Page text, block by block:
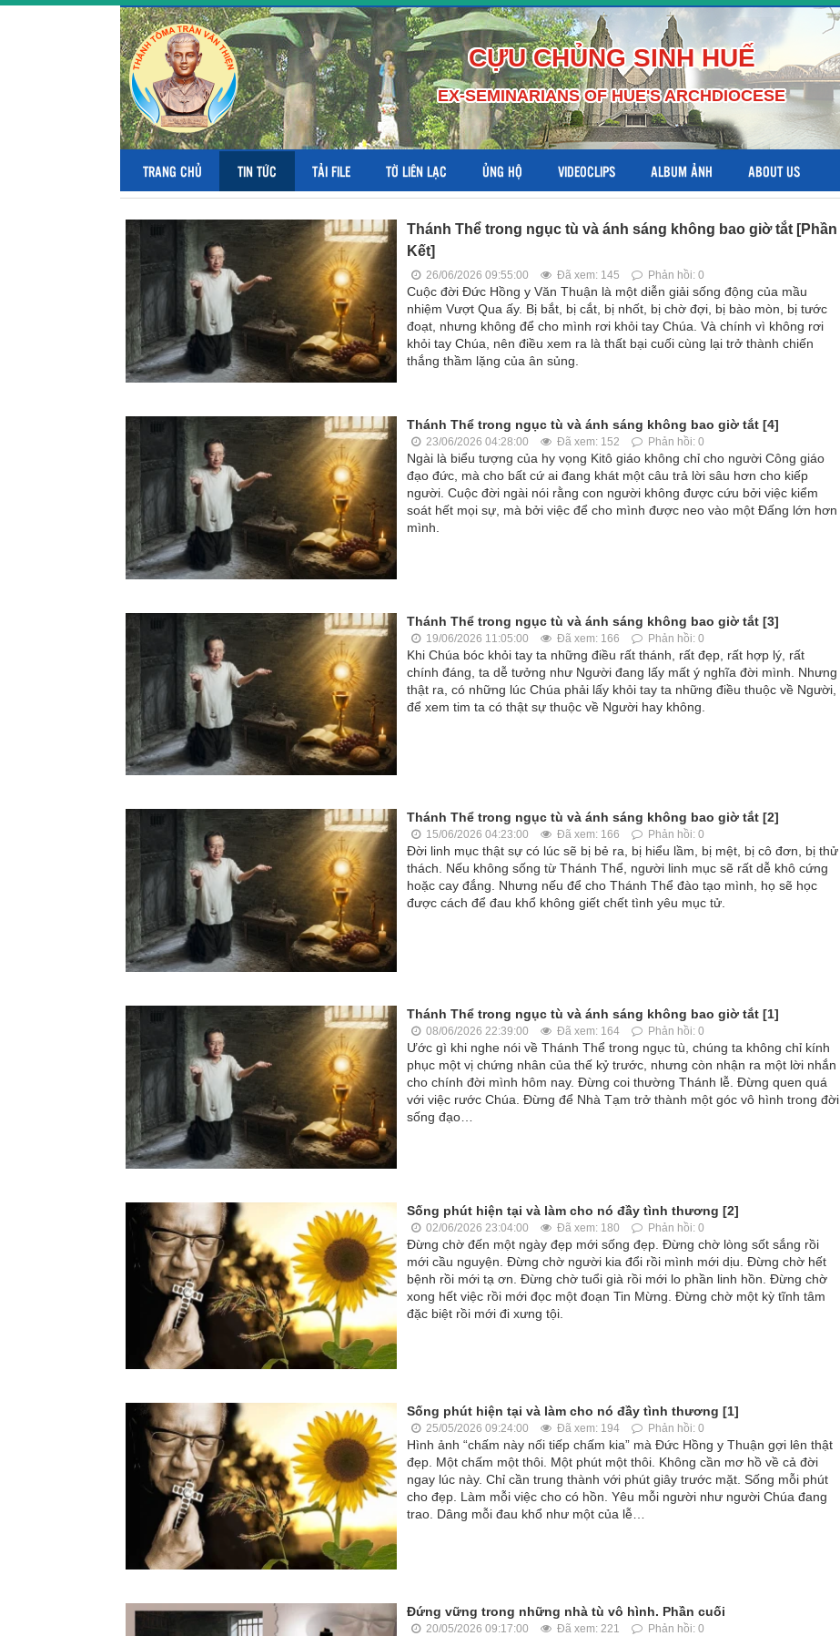
CỰU CHỦNG SINH HUẾ
EX-SEMINARIANS OF HUE'S ARCHDIOCESE
TRANG CHỦ TIN TỨC TẢI FILE TỜ LIÊN LẠC ỦNG HỘ VIDEOCLIPS ALBUM ẢNH ABOUT US
Thánh Thể trong ngục tù và ánh sáng không bao giờ tắt [Phần
Kết]
26/06/2026 09:55:00 Đã xem: 145 Phản hồi: 0
Cuộc đời Đức Hồng y Văn Thuận là một diễn giải sống động của mầu
nhiệm Vượt Qua ấy. Bị bắt, bị cắt, bị nhốt, bị chờ đợi, bị bào mòn, bị tước
đoạt, nhưng không để cho mình rơi khỏi tay Chúa. Và chính vì không rơi
khỏi tay Chúa, nên điều xem ra là thất bại cuối cùng lại trở thành chiến
thắng thầm lặng của ân sủng.
Thánh Thể trong ngục tù và ánh sáng không bao giờ tắt [4]
23/06/2026 04:28:00 Đã xem: 152 Phản hồi: 0
Ngài là biểu tượng của hy vọng Kitô giáo không chỉ cho người Công giáo
đạo đức, mà cho bất cứ ai đang khát một câu trả lời sâu hơn cho kiếp
người. Cuộc đời ngài nói rằng con người không được cứu bởi việc kiểm
soát hết mọi sự, mà bởi việc để cho mình được neo vào một Đấng lớn hơn
mình.
Thánh Thể trong ngục tù và ánh sáng không bao giờ tắt [3]
19/06/2026 11:05:00 Đã xem: 166 Phản hồi: 0
Khi Chúa bóc khỏi tay ta những điều rất thánh, rất đẹp, rất hợp lý, rất
chính đáng, ta dễ tưởng như Người đang lấy mất ý nghĩa đời mình. Nhưng
thật ra, có những lúc Chúa phải lấy khỏi tay ta những điều thuộc về Người,
để xem tim ta có thật sự thuộc về Người hay không.
Thánh Thể trong ngục tù và ánh sáng không bao giờ tắt [2]
15/06/2026 04:23:00 Đã xem: 166 Phản hồi: 0
Đời linh mục thật sự có lúc sẽ bị bẻ ra, bị hiểu lầm, bị mệt, bị cô đơn, bị thử
thách. Nếu không sống từ Thánh Thể, người linh mục sẽ rất dễ khô cứng
hoặc cay đắng. Nhưng nếu để cho Thánh Thể đào tạo mình, họ sẽ học
được cách để đau khổ không giết chết tình yêu mục tử.
Thánh Thể trong ngục tù và ánh sáng không bao giờ tắt [1]
08/06/2026 22:39:00 Đã xem: 164 Phản hồi: 0
Ước gì khi nghe nói về Thánh Thể trong ngục tù, chúng ta không chỉ kính
phục một vị chứng nhân của thế kỷ trước, nhưng còn nhận ra một lời nhắn
cho chính đời mình hôm nay. Đừng coi thường Thánh lễ. Đừng quen quá
với việc rước Chúa. Đừng để Nhà Tạm trở thành một góc vô hình trong đời
sống đạo…
Sống phút hiện tại và làm cho nó đầy tình thương [2]
02/06/2026 23:04:00 Đã xem: 180 Phản hồi: 0
Đừng chờ đến một ngày đẹp mới sống đẹp. Đừng chờ lòng sốt sắng rồi
mới cầu nguyện. Đừng chờ người kia đổi rồi mình mới dịu. Đừng chờ hết
bệnh rồi mới tạ ơn. Đừng chờ tuổi già rồi mới lo phần linh hồn. Đừng chờ
xong hết việc rồi mới đọc một đoạn Tin Mừng. Đừng chờ một kỳ tĩnh tâm
đặc biệt rồi mới đi xưng tội.
Sống phút hiện tại và làm cho nó đầy tình thương [1]
25/05/2026 09:24:00 Đã xem: 194 Phản hồi: 0
Hình ảnh “chấm này nối tiếp chấm kia” mà Đức Hồng y Thuận gợi lên thật
đẹp. Một chấm một thôi. Một phút một thôi. Không cần mơ hồ về cả đời
ngay lúc này. Chỉ cần trung thành với phút giây trước mặt. Sống mỗi phút
cho đẹp. Làm mỗi việc cho có hồn. Yêu mỗi người như người Chúa đang
trao. Dâng mỗi đau khổ như một của lễ…
Đứng vững trong những nhà tù vô hình. Phần cuối
20/05/2026 09:17:00 Đã xem: 221 Phản hồi: 0